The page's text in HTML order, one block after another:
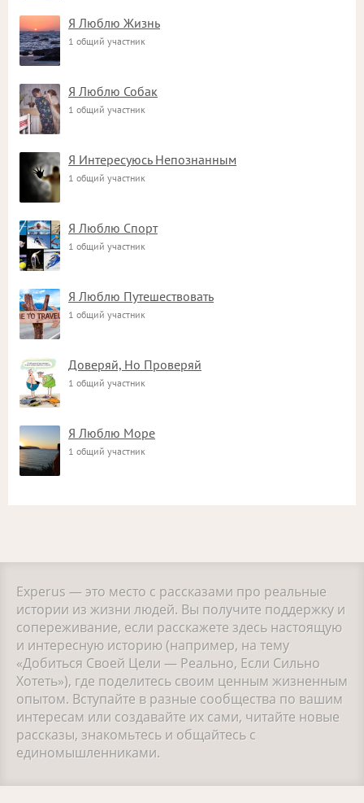
Я Люблю Жизнь
1 общий участник
Я Люблю Собак
1 общий участник
Я Интересуюсь Непознанным
1 общий участник
Я Люблю Спорт
1 общий участник
Я Люблю Путешествовать
1 общий участник
Доверяй, Но Проверяй
1 общий участник
Я Люблю Море
1 общий участник
Experus — это место с рассказами про реальные
истории из жизни людей. Вы получите поддержку и
сопереживание, если расскажете здесь настоящую
и интересную историю (например, на тему
«Добиться Своей Цели — Реально, Если Сильно
Хотеть»), где поделитесь своим ценным жизненным
опытом. Вступайте в разные сообщества по вашим
интересам или создавайте их сами, читайте новые
рассказы, знакомьтесь и общайтесь с
единомышленниками.